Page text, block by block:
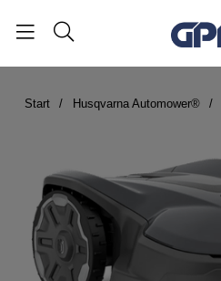
Start Husqvarna Automower®